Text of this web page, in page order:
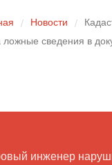
/ Новости /
сведения в
инженер